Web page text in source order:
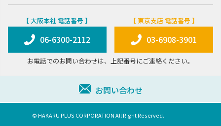
【 大阪本社 電話番号 】
06-6300-2112
【 東京支店 電話番号 】
03-6908-3901
お電話でのお問い合わせは、上記番号にご連絡ください。
お問い合わせ
© HAKARU PLUS CORPORATION All Right Reserved.